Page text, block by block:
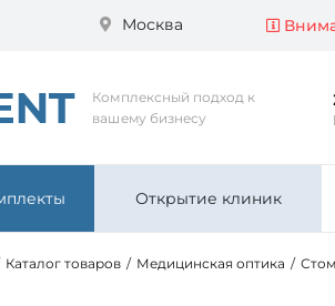
Москва
Комплексный подход к
вашему бизнесу
Открытие клиник
Каталог товаров / Медицинская оптика /